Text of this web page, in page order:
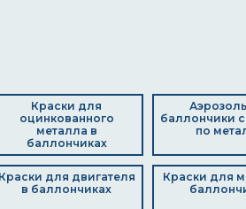
Краски для
оцинкованного
металла в
баллончиках
баллончики
по
Краски для двигателя
в баллончиках
Краски для